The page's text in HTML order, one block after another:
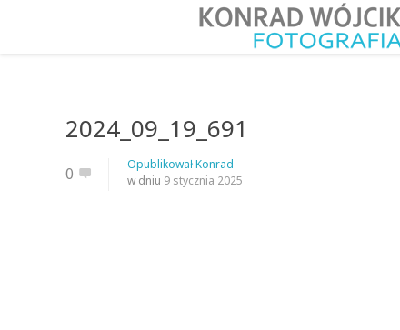
2024_09_19_691
0 OpublikowałKonrad
w dniu 9 stycznia 2025